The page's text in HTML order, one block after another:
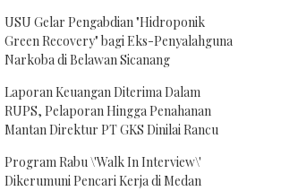
USU Gelar Pengabdian "Hidroponik
Green Recovery" bagi Eks-Penyalahguna
Narkoba di Belawan Sicanang
Laporan Keuangan Diterima Dalam
RUPS, Pelaporan Hingga Penahanan
Mantan Direktur PT GKS Dinilai Rancu
Program Rabu \'Walk In Interview\'
Dikerumuni Pencari Kerja di Medan